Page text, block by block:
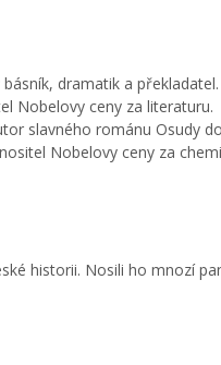
dramatik a překladatel.
Nobelovy ceny za literaturu.
slavného románu Osudy
Nobelovy ceny za
historii. Nosili ho mnozí